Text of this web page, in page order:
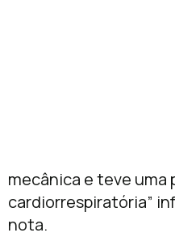
mecânica e teve uma
cardiorrespiratória”
nota.